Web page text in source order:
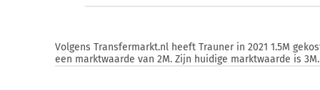
Volgens Transfermarkt.nl heeft Trauner in 2021 1.5M
een marktwaarde van 2M. Zijn huidige marktwaarde is 3M.